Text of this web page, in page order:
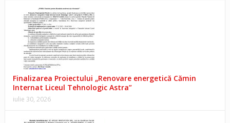
Finalizarea Proiectului „Renovare energetică Cămin
Internat Liceul Tehnologic Astra”
iulie 30, 2026